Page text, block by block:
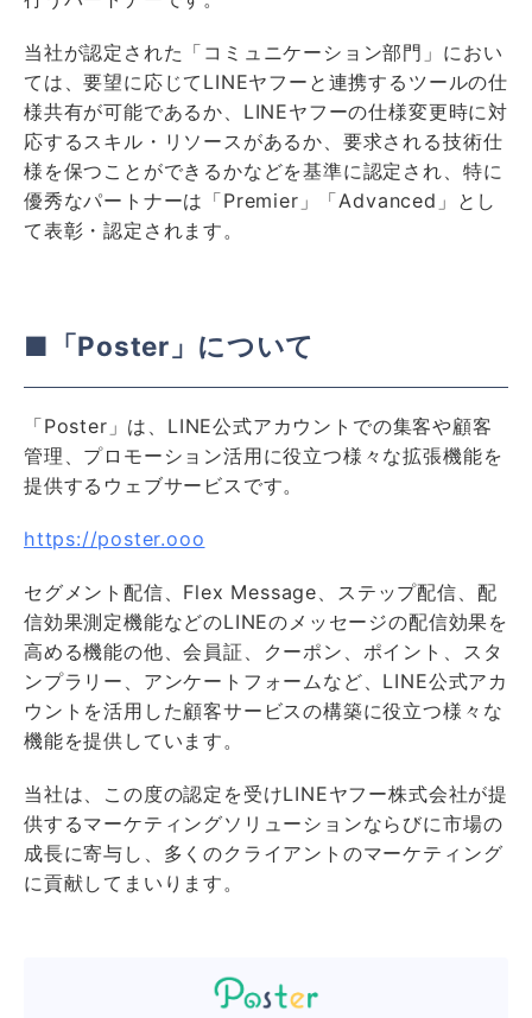
当社が認定された「コミュニケーション部門」におい
ては、要望に応じてLINEヤフーと連携するツールの仕
様共有が可能であるか、LINEヤフーの仕様変更時に対
応するスキル・リソースがあるか、要求される技術仕
様を保つことができるかなどを基準に認定され、特に
優秀なパートナーは「Premier」「Advanced」とし
て表彰・認定されます。
■「Poster」について
「Poster」は、LINE公式アカウントでの集客や顧客
管理、プロモーション活用に役立つ様々な拡張機能を
提供するウェブサービスです。
https://poster.ooo
セグメント配信、Flex Message、ステップ配信、配
信効果測定機能などのLINEのメッセージの配信効果を
高める機能の他、会員証、クーポン、ポイント、スタ
ンプラリー、アンケートフォームなど、LINE公式アカ
ウントを活用した顧客サービスの構築に役立つ様々な
機能を提供しています。
当社は、この度の認定を受けLINEヤフー株式会社が提
供するマーケティングソリューションならびに市場の
成⻑に寄与し、多くのクライアントのマーケティング
に貢献してまいります。